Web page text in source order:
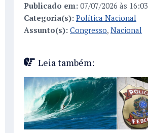
Publicado em: 07/07/2026 às 16:03
Categoria(s): Política Nacional
Assunto(s): Congresso, Nacional
Leia também: